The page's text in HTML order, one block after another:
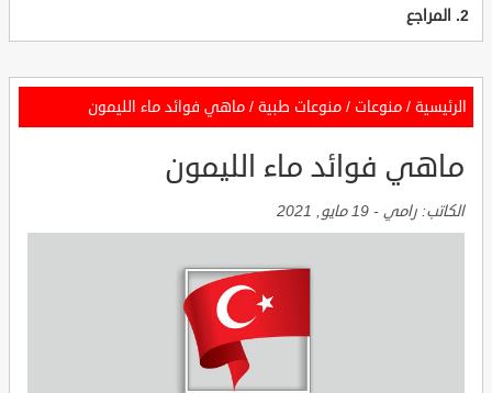
المراجع
الرئيسية / منوعات / منوعات طبية / ماهي فوائد ماء الليمون
ماهي فوائد ماء الليمون
الكاتب: رامي - 19 مايو, 2021